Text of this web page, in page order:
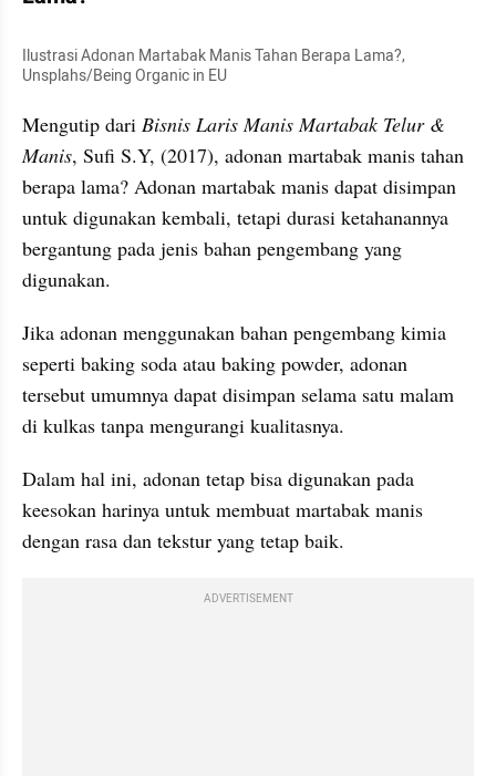
Ilustrasi Adonan Martabak Manis Tahan Berapa Lama?,
Unsplahs/Being Organic in EU
Mengutip dari Bisnis Laris Manis Martabak Telur &
Manis, Sufi S.Y, (2017), adonan martabak manis tahan
berapa lama? Adonan martabak manis dapat disimpan
untuk digunakan kembali, tetapi durasi ketahanannya
bergantung pada jenis bahan pengembang yang
digunakan.
Jika adonan menggunakan bahan pengembang kimia
seperti baking soda atau baking powder, adonan
tersebut umumnya dapat disimpan selama satu malam
di kulkas tanpa mengurangi kualitasnya.
Dalam hal ini, adonan tetap bisa digunakan pada
keesokan harinya untuk membuat martabak manis
dengan rasa dan tekstur yang tetap baik.
ADVERTISEMENT